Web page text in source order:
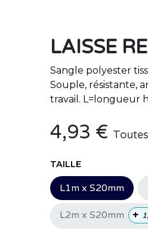
LAISSE
Sangle polyester
Souple, résistante,
travail. L=longueur
4,93 €
TAILLE
L1m x S20mm
L2m x S20mm +